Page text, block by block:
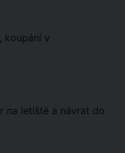
koupání v
na letiště a návrat do